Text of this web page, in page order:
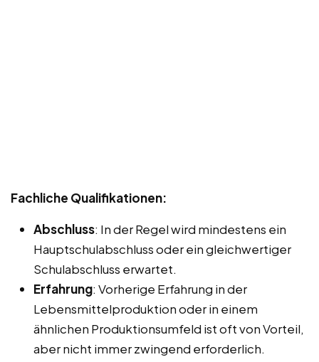
Fachliche Qualifikationen:
Abschluss: In der Regel wird mindestens ein
Hauptschulabschluss oder ein gleichwertiger
Schulabschluss erwartet.
Erfahrung: Vorherige Erfahrung in der
Lebensmittelproduktion oder in einem
ähnlichen Produktionsumfeld ist oft von Vorteil,
aber nicht immer zwingend erforderlich.